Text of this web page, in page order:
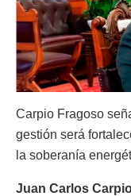
Carpio Fragoso
gestión será
la soberanía
Juan Carlos